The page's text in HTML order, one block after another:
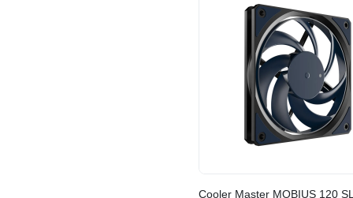
Cooler Master MOBIUS 120